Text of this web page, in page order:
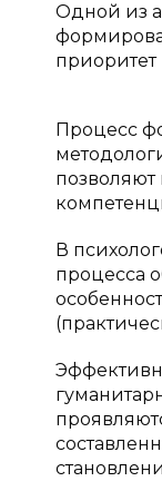
Одной из
Процесс
В
процесса